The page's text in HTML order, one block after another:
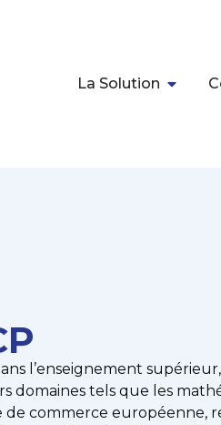
La Solution
l’enseignement supérieur,
domaines tels que les
commerce européenne,